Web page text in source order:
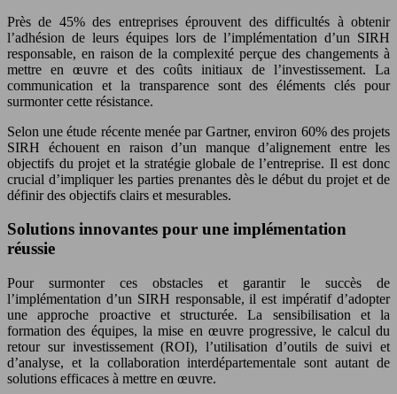
Près de 45% des entreprises éprouvent des difficultés à obtenir
l’adhésion de leurs équipes lors de l’implémentation d’un SIRH
responsable, en raison de la complexité perçue des changements à
mettre en œuvre et des coûts initiaux de l’investissement. La
communication et la transparence sont des éléments clés pour
surmonter cette résistance.
Selon une étude récente menée par Gartner, environ 60% des projets
SIRH échouent en raison d’un manque d’alignement entre les
objectifs du projet et la stratégie globale de l’entreprise. Il est donc
crucial d’impliquer les parties prenantes dès le début du projet et de
définir des objectifs clairs et mesurables.
Solutions innovantes pour une implémentation
réussie
Pour surmonter ces obstacles et garantir le succès de
l’implémentation d’un SIRH responsable, il est impératif d’adopter
une approche proactive et structurée. La sensibilisation et la
formation des équipes, la mise en œuvre progressive, le calcul du
retour sur investissement (ROI), l’utilisation d’outils de suivi et
d’analyse, et la collaboration interdépartementale sont autant de
solutions efficaces à mettre en œuvre.